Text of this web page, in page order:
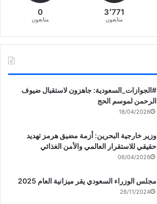
3٬771
متابعون
0
متابعون
‏‎#الجوازات_السعودية: جاهزون لاستقبال ضيوف
الرحمن لموسم الحج
18/04/2026
وزير خارجية البحرين: أزمة مضيق هرمز تهديد
حقيقي للاستقرار العالمي والأمن الغذائي
06/04/2026
مجلس الوزراء السعودي يقر ميزانية العام 2025
26/11/2024